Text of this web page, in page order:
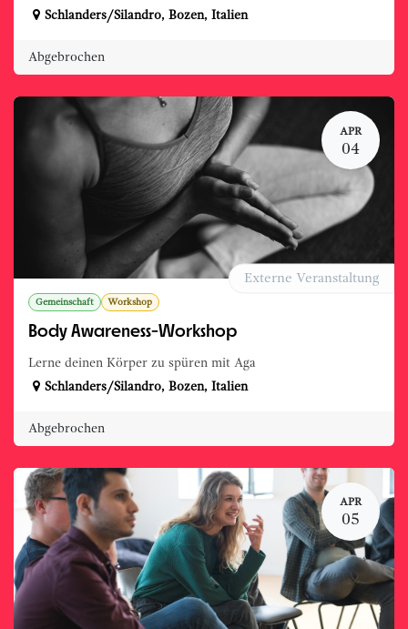
Schlanders/Silandro, Bozen, Italien
Abgebrochen
APR
04
Gemeinschaft Workshop
Body Awareness-Workshop
Lerne deinen Körper zu spüren mit Aga
Externe Veranstaltung
Schlanders/Silandro, Bozen, Italien
Abgebrochen
APR
05